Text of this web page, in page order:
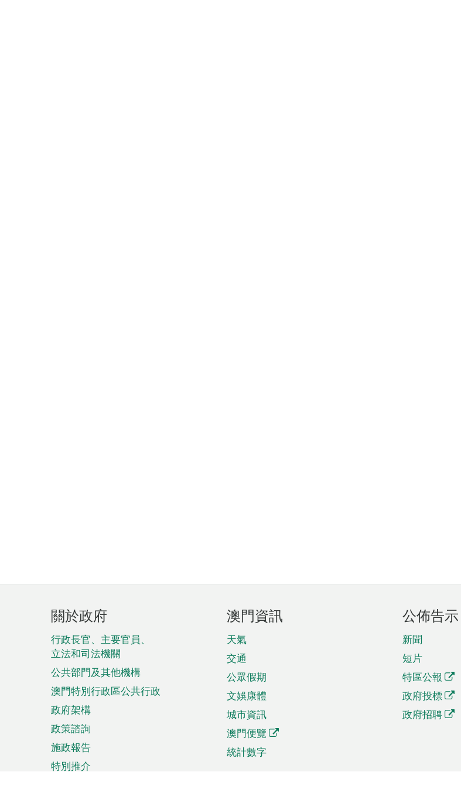
頁
腳
菜
單
關於政府
行政長官、主要官員、
立法和司法機關
公共部門及其他機構
澳門特別行政區公共行政
政府架構
政策諮詢
施政報告
特別推介
澳門資訊
天氣
交通
公眾假期
文娛康體
城市資訊
澳門便覽
統計數字
公佈告示
新聞
短片
特區公報
政府投標
政府招聘